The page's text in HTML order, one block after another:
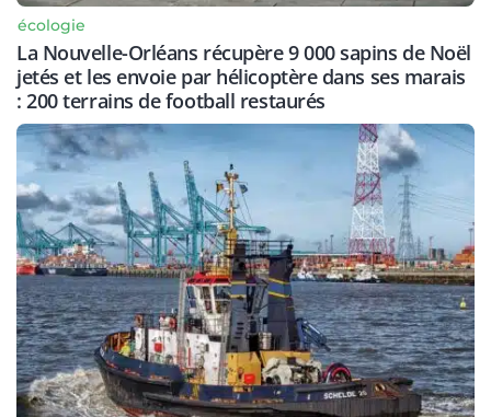
écologie
La Nouvelle-Orléans récupère 9 000 sapins de Noël
jetés et les envoie par hélicoptère dans ses marais
: 200 terrains de football restaurés